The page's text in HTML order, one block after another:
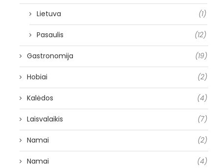
Lietuva (1)
Pasaulis (12)
Gastronomija (19)
Hobiai (2)
Kalėdos (4)
Laisvalaikis (7)
Namai (2)
Namai (4)